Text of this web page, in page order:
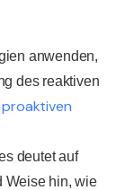
anwenden,
des reaktiven
deutet auf
Weise hin, wie